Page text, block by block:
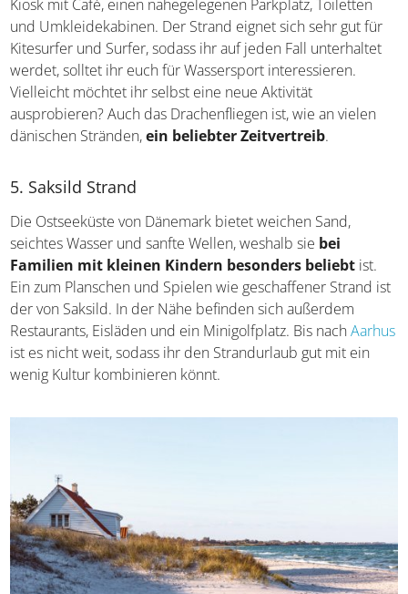
Vierbeiner sind am Bisnap Strand willkommen. Einem
Urlaub mit Hundsteht also nichts im Weg. Es gibt einen
Kiosk mit Café, einen nahegelegenen Parkplatz, Toiletten
und Umkleidekabinen. Der Strand eignet sich sehr gut für
Kitesurfer und Surfer, sodass ihr auf jeden Fall unterhaltet
werdet, solltet ihr euch für Wassersport interessieren.
Vielleicht möchtet ihr selbst eine neue Aktivität
dänischen Stränden,
5. Saksild Strand
Die Ostseeküste von Dänemark bietet weichen Sand,
seichtes Wasser und sanfte Wellen, weshalb siebei
Familien mit kleinen Kindern besonders beliebt
Ein zum Planschen und Spielen wie geschaffener Strand
ist der von Saksild. In der Nähe befinden sich außerdem
Restaurants, Eisläden und ein Minigolfplatz. Bis nach